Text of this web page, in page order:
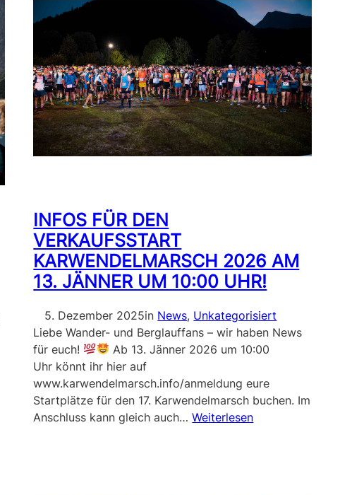
INFOS FÜR DEN
VERKAUFSSTART
KARWENDELMARSCH 2026 AM
13. JÄNNER UM 10:00 UHR!
5. Dezember 2025in News, Unkategorisiert
Liebe Wander- und Berglauffans – wir haben News
für euch!
Ab 13. Jänner 2026 um 10:00
Uhr könnt ihr hier auf
www.karwendelmarsch.info/anmeldung eure
Startplätze für den 17. Karwendelmarsch buchen. Im
Anschluss kann gleich auch…Weiterlesen